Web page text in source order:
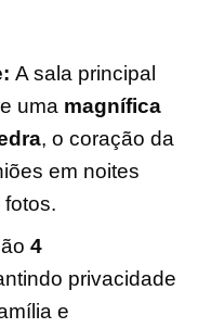
A sala principal
uma magnífica
, o coração da
em noites
4
privacidade
e